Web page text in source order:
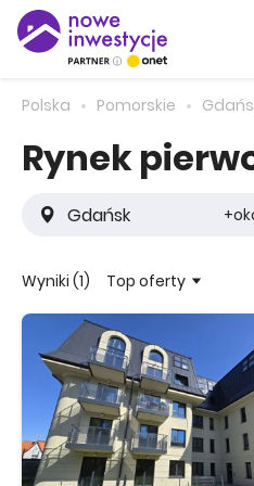
Polska Pomorskie
Rynek
Wyniki (1) Top oferty